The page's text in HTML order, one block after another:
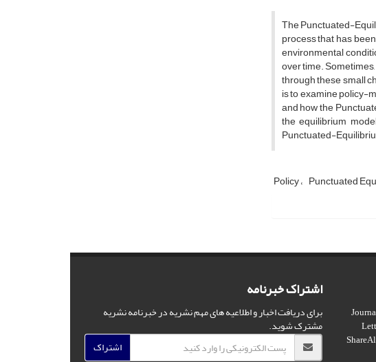
The Punctuated-
process that has
environmental
over time.
through these small
is to examine policy-
and how the
the equilibrium
Punctuated-
Policy Punctuated
اشتراک خبرنامه
برای دریافت اخبار و اطلاعیه های مهم نشریه در خبرنامه نشریه
مشترک شوید.
اشتراک